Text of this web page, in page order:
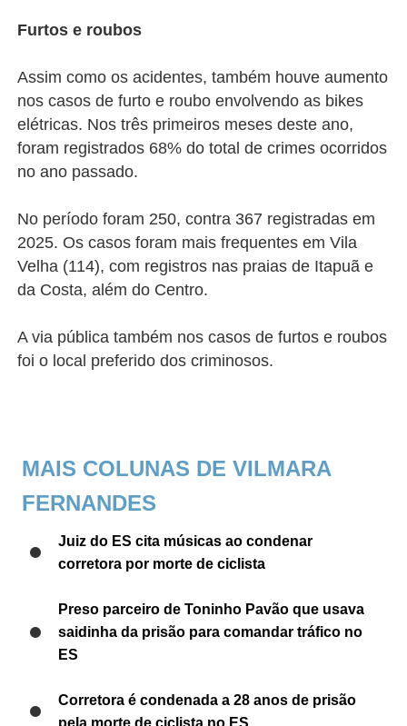
Furtos e roubos
Assim como os acidentes, também houve aumento
nos casos de furto e roubo envolvendo as bikes
elétricas. Nos três primeiros meses deste ano,
foram registrados 68% do total de crimes ocorridos
no ano passado.
No período foram 250, contra 367 registradas em
2025. Os casos foram mais frequentes em Vila
Velha (114), com registros nas praias de Itapuã e
da Costa, além do Centro.
A via pública também nos casos de furtos e roubos
foi o local preferido dos criminosos.
MAIS COLUNAS DE VILMARA
FERNANDES
Juiz do ES cita músicas ao condenar
corretora por morte de ciclista
Preso parceiro de Toninho Pavão que usava
saidinha da prisão para comandar tráfico no
ES
Corretora é condenada a 28 anos de prisão
pela morte de ciclista no ES